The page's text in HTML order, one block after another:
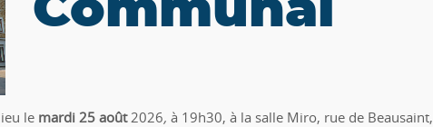
Communal
le mardi 25 août2026, à 19h30, à la salle Miro, rue de Beausaint,